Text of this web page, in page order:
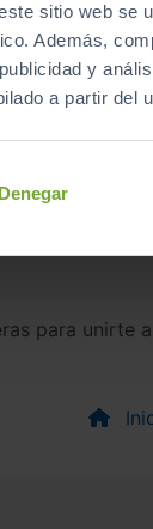
sitio web se
Además,
y
a partir del
Denegar
para unirte